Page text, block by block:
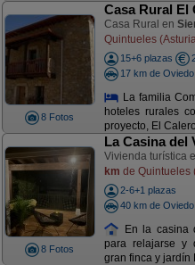
8 Fotos
Casa Rural El
Casa Rural en
Quintueles
15+6 plazas
17 km de Oviedo
La familia
hoteles rurales
proyecto, El
8 Fotos
La Casina del
Vivienda turística
km de Quintueles
2-6+1 plazas
40 km de Oviedo
En la casina
para relajarse y
gran finca y jardín